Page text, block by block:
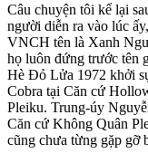
Câu chuyện tôi kể lại
người diễn ra vào lúc
VNCH tên là Xanh
họ luôn đứng trước tên
Hè Đỏ Lửa 1972 khởi
Cobra tại Căn cứ
Pleiku. Trung-úy
Căn cứ Không Quân
cũng chưa từng gặp gỡ